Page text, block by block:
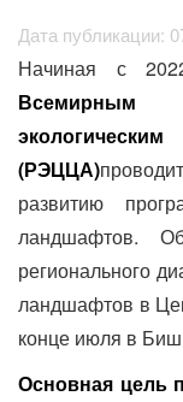
Дата публикации:
Начиная с
(РЭЦЦА)
развитию
ландшафтов.
регионального
ландшафтов в
конце июля в
Основная цель